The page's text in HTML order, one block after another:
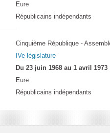
Eure
Républicains indépendants
Cinquième République -
IVe législature
Du 23 juin 1968 au 1 avril 1973
Eure
Républicains indépendants